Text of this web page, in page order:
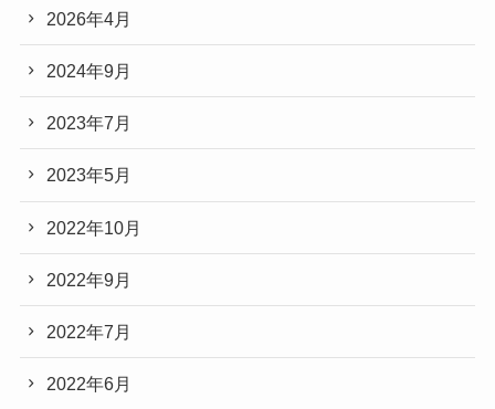
2026年4月
2024年9月
2023年7月
2023年5月
2022年10月
2022年9月
2022年7月
2022年6月